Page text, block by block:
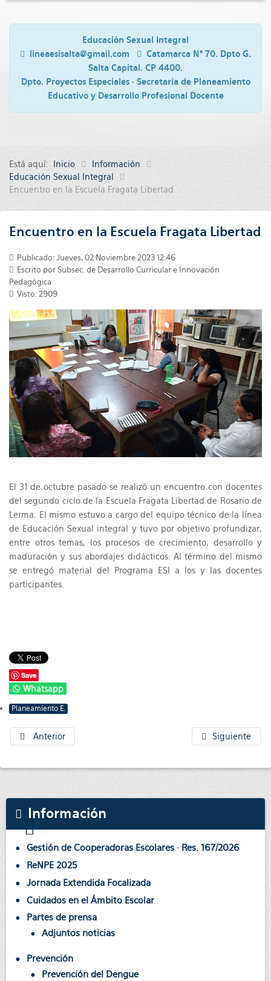
Educación Sexual Integral
lineaesisalta@gmail.com
Catamarca N° 70. Dpto G.
Salta Capital. CP 4400.
Dpto. Proyectos Especiales · Secretaría de Planeamiento
Educativo y Desarrollo Profesional Docente
Está aquí: Inicio
Información
Educación Sexual Integral
Encuentro en la Escuela Fragata Libertad
Encuentro en la Escuela Fragata Libertad
Publicado: Jueves, 02 Noviembre 2023 12:46
Escrito por Subsec. de Desarrollo Curricular e Innovación
Pedagógica
Visto: 2909
El 31 de octubre pasado se realizó un encuentro con docentes
del segundo ciclo de la Escuela Fragata Libertad de Rosario de
Lerma. El mismo estuvo a cargo del equipo técnico de la línea
de Educación Sexual integral y tuvo por objetivo profundizar,
entre otros temas, los procesos de crecimiento, desarrollo y
maduración y sus abordajes didácticos. Al término del mismo
se entregó material del Programa ESI a los y las docentes
participantes.
Save
Whatsapp
Planeamiento E.
Anterior Siguiente
Información
Gestión de Cooperadoras Escolares · Res. 167/2026
ReNPE 2025
Jornada Extendida Focalizada
Cuidados en el Ámbito Escolar
Partes de prensa
Adjuntos noticias
Prevención
Prevención del Dengue